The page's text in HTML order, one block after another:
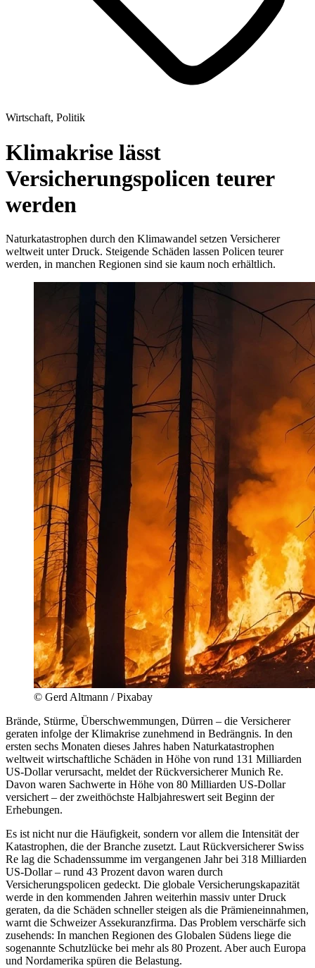
Wirtschaft, Politik
Klimakrise lässt
Versicherungspolicen teurer
werden
Naturkatastrophen durch den Klimawandel setzen Versicherer
weltweit unter Druck. Steigende Schäden lassen Policen teurer
werden, in manchen Regionen sind sie kaum noch erhältlich.
© Gerd Altmann / Pixabay
Brände, Stürme, Überschwemmungen, Dürren – die Versicherer
geraten infolge der Klimakrise zunehmend in Bedrängnis. In den
ersten sechs Monaten dieses Jahres haben Naturkatastrophen
weltweit wirtschaftliche Schäden in Höhe von rund 131 Milliarden
US-Dollar verursacht, meldet der Rückversicherer Munich Re.
Davon waren Sachwerte in Höhe von 80 Milliarden US-Dollar
versichert – der zweithöchste Halbjahreswert seit Beginn der
Erhebungen.
Es ist nicht nur die Häufigkeit, sondern vor allem die Intensität der
Katastrophen, die der Branche zusetzt. Laut Rückversicherer Swiss
Re lag die Schadenssumme im vergangenen Jahr bei 318 Milliarden
US-Dollar – rund 43 Prozent davon waren durch
Versicherungspolicen gedeckt. Die globale Versicherungskapazität
werde in den kommenden Jahren weiterhin massiv unter Druck
geraten, da die Schäden schneller steigen als die Prämieneinnahmen,
warnt die Schweizer Assekuranzfirma. Das Problem verschärfe sich
zusehends: In manchen Regionen des Globalen Südens liege die
sogenannte Schutzlücke bei mehr als 80 Prozent. Aber auch Europa
und Nordamerika spüren die Belastung.